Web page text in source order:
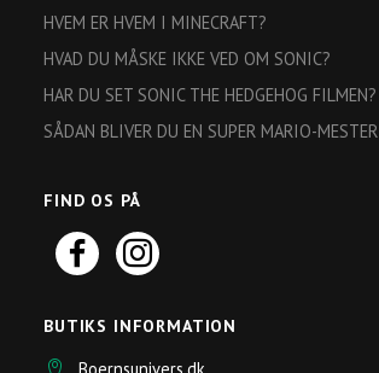
HVEM ER HVEM I MINECRAFT?
HVAD DU MÅSKE IKKE VED OM SONIC?
HAR DU SET SONIC THE HEDGEHOG FILMEN?
SÅDAN BLIVER DU EN SUPER MARIO-MESTER
FIND OS PÅ
BUTIKS INFORMATION